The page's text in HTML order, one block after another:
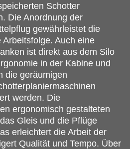
Schotter
Die Anordnung der
gewährleistet die
Auch eine
ist direkt aus dem Silo
in der Kabine und
die geräumigen
werden. Die
ergonomisch gestalteten
Gleis und die Pflüge
erleichtert die Arbeit der
Qualität und Tempo. Über